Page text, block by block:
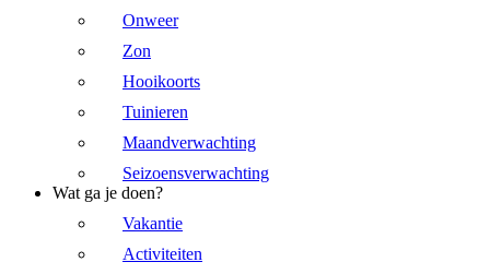
Onweer
Zon
Hooikoorts
Tuinieren
Maandverwachting
Seizoensverwachting
Wat ga je doen?
Vakantie
Activiteiten